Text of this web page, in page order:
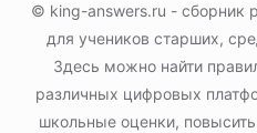
© king-answers.ru - сборник
для учеников старших,
Здесь можно найти
различных цифровых
школьные оценки,